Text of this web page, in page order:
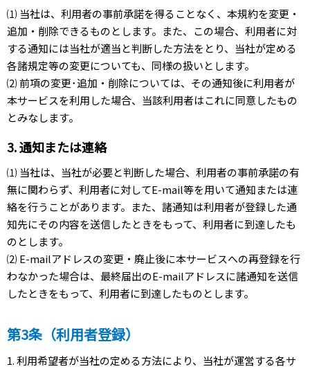
⑴ 当社は、利用者の事前承諾を得ることなく、本規約を変更・
追加・削除できるものとします。また、この場合、利用者に対
する通知には当社が適当と判断した方法をとり、当社が定める
各諸規定等の変更についても、同様の扱いとします。
⑵ 前項の変更･追加・削除については、その通知後に利用者が
本サービスを利用した場合、当該利用者はこれに同意したもの
とみなします。
3. 通知または連絡
⑴ 当社は、当社が必要と判断した場合、利用者の事前承諾の有
無に関わらず、利用者に対してE-mail等を用いて通知または連
絡を行うことがあります。また、諸通知は利用者が登録した通
知先にその内容を送信したときをもって、利用者に到達したも
のとします。
⑵ E-mailアドレスの変更・廃止後に本サービスへの再登録を行
わなかった場合は、最終届出のE-mailアドレスに諸通知を送信
したときをもって、利用者に到達したものとします。
第3条（利用者登録）
1. 利用希望者が当社の定める方法により、当社が運営する各サ